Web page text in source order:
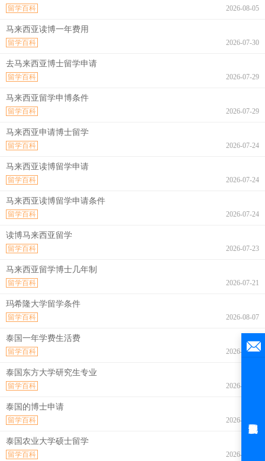
2026-08-05
留学百科
马来西亚读博一年费用
2026-07-30
留学百科
去马来西亚博士留学申请
2026-07-29
留学百科
马来西亚留学申博条件
2026-07-29
留学百科
马来西亚申请博士留学
2026-07-24
留学百科
马来西亚读博留学申请
2026-07-24
留学百科
马来西亚读博留学申请条件
2026-07-24
留学百科
读博马来西亚留学
2026-07-23
留学百科
马来西亚留学博士几年制
2026-07-21
留学百科
玛希隆大学留学条件
2026-08-07
留学百科
泰国一年学费生活费
2026-08-07
留学百科
泰国东方大学研究生专业
2026-08-07
留学百科
泰国的博士申请
2026-08-07
留学百科
泰国农业大学硕士留学
2026-08-07
留学百科